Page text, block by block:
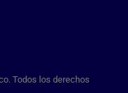
Todos los derechos